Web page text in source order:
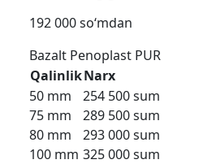
192 000 so‘mdan
Bazalt Penoplast PUR
QalinlikNarx
50 mm
254 500 sum
75 mm
289 500 sum
80 mm
293 000 sum
100 mm 325 000 sum